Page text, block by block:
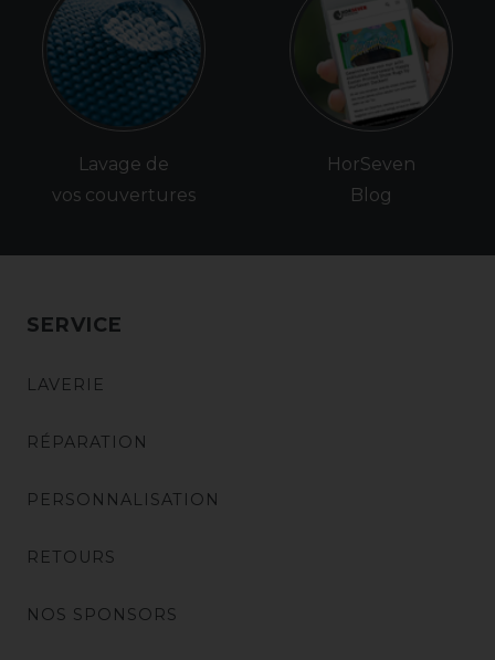
Lavage de
vos couvertures
HorSeven
Blog
SERVICE
LAVERIE
RÉPARATION
PERSONNALISATION
RETOURS
NOS SPONSORS